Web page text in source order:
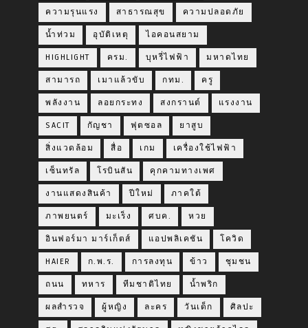
ความรุนแรง สาธารณสุข ความปลอดภัย
น้ำท่วม อุบัติเหตุ ไอคอนสยาม
HIGHLIGHT ครม. บุหรี่ไฟฟ้า มหาดไทย
สามารถ เมาแล้วขับ กทม. ครู
พลังงาน ลอยกระทง สงกรานต์ แรงงาน
SACIT กัญชา ฟุตซอล ยาสูบ
สิ่งแวดล้อม สื่อ เกม เครื่องใช้ไฟฟ้า
เซ็นทรัล โรบินสัน คุกคามทางเพศ
งานแสดงสินค้า ปีใหม่ ภาคใต้
ภาพยนตร์ มะเร็ง ศบค. หวย
อินฟอร์มา มาร์เก็ตส์ แอปพลิเคชัน โควิด
HAIER ก.พ.ร. การลงทุน ข้าว ชุมชน
ถนน ทหาร ทีมชาติไทย น้ำพริก
ผลสำรวจ ผู้หญิง ละคร วันเด็ก ศิลปะ